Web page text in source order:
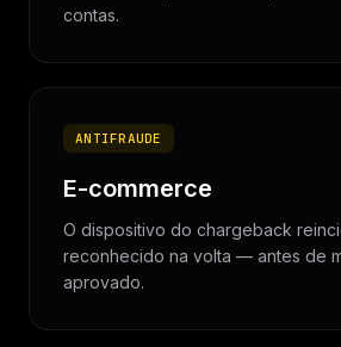
contas.
ANTIFRAUDE
E-commerce
O dispositivo do chargeback
reconhecido na volta — antes de
aprovado.